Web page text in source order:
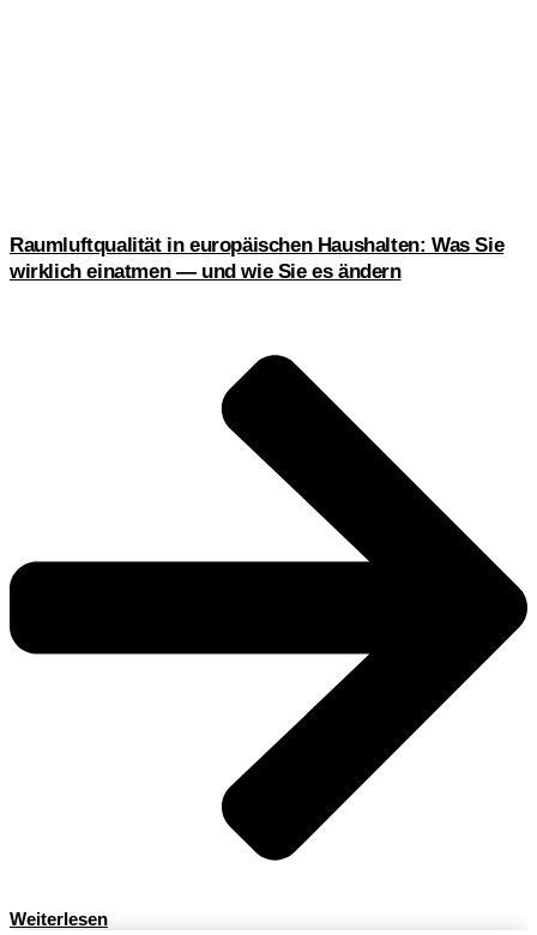
Raumluftqualität in europäischen Haushalten: Was Sie
wirklich einatmen — und wie Sie es ändern
Weiterlesen